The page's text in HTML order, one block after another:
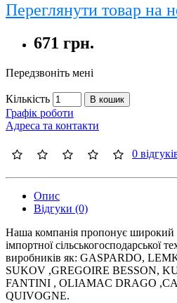
Переглянути товар на
671 грн.
Передзвоніть мені
Кількість В кошик
Графік роботи
Адреса та контакти
0
Опис
Відгуки (0)
Наша компанія пропонує широкий
імпортної сільськогосподарської
виробників як: GASPARDO,
SUKOV ,GREGOIRE BESSON,
FANTINI , OLIAMAC DRAGO
QUIVOGNE.